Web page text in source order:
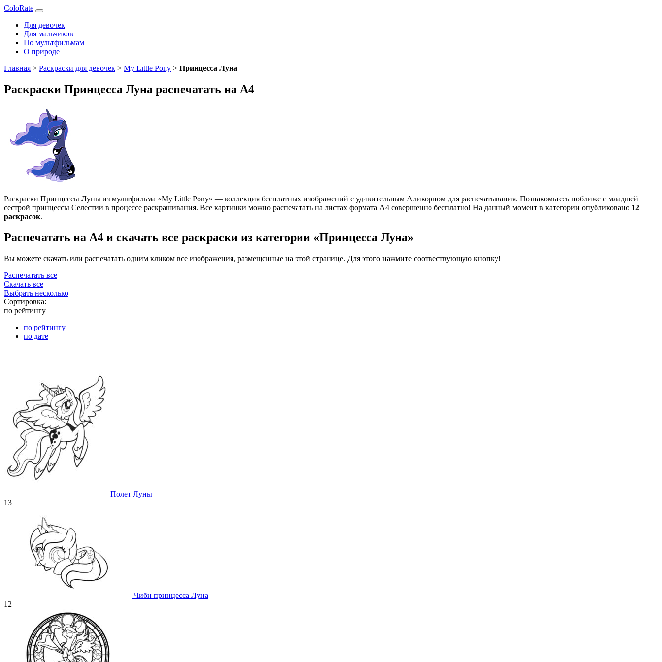
ColoRate
Для девочек
Для мальчиков
По мультфильмам
О природе
Главная > Раскраски для девочек > My Little Pony > Принцесса Луна
Раскраски Принцесса Луна распечатать на А4
Раскраски Принцессы Луны из мультфильма «My Little Pony» — коллекция бесплатных изображений с удивительным Аликорном для распечатывания. Познакомьтесь поближе с младшей
сестрой принцессы Селестии в процессе раскрашивания. Все картинки можно распечатать на листах формата А4 совершенно бесплатно! На данный момент в категории опубликовано 12
раскрасок.
Распечатать на А4 и скачать все раскраски из категории «Принцесса Луна»
Вы можете скачать или распечатать одним кликом все изображения, размещенные на этой странице. Для этого нажмите соотвествующую кнопку!
Распечатать все
Скачать все
Выбрать несколько
Сортировка:
по рейтингу
по рейтингу
по дате
Полет Луны
13
Чиби принцесса Луна
12